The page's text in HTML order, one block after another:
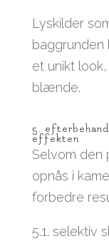
Lyskilder
baggrunden
et unikt
blænde.
5.
effekten
Selvom den
opnås i
forbedre
5.1. selektiv